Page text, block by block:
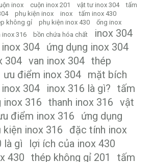
inox cuộn inox 201 vật tư inox 304
tấm
phụ kiện inox inox
tấm inox 430
không gỉ phụ kiện inox 430
ống inox
inox 316 bồn chứa hóa chất
inox 304
304 ứng dụng inox 304
304 van inox 304 thép
ưu điểm inox 304 mặt bích
304 inox 316 là gì? tấm
inox 316 thanh inox 316 vật
điểm inox 316
ứng dụng
kiện inox 316
đặc tính inox
là gì
lợi ích của inox 430
430 thép không gỉ 201
tấm